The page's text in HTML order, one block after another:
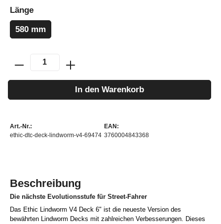
Länge
580 mm
In den Warenkorb
Art.-Nr.:
ethic-dtc-deck-lindworm-v4-69474
EAN:
3760004843368
Beschreibung
Die nächste Evolutionsstufe für Street-Fahrer
Das Ethic Lindworm V4 Deck 6" ist die neueste Version des
bewährten Lindworm Decks mit zahlreichen Verbesserungen. Dieses